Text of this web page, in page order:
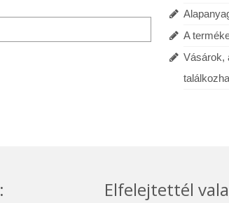
A
Vásárok,
Elfelejtettél